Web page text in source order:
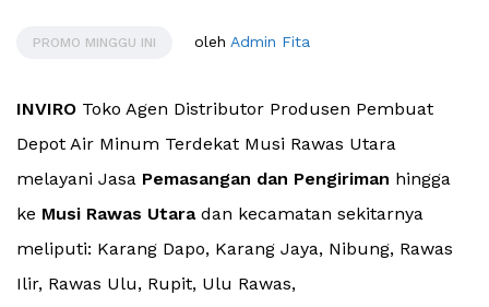
PROMO MINGGU INI oleh Admin Fita
INVIRO Toko Agen Distributor Produsen Pembuat
Depot Air Minum Terdekat Musi Rawas Utara
melayani Jasa Pemasangan dan Pengiriman hingga
ke Musi Rawas Utaradan kecamatan sekitarnya
meliputi: Karang Dapo, Karang Jaya, Nibung, Rawas
Ilir, Rawas Ulu, Rupit, Ulu Rawas,